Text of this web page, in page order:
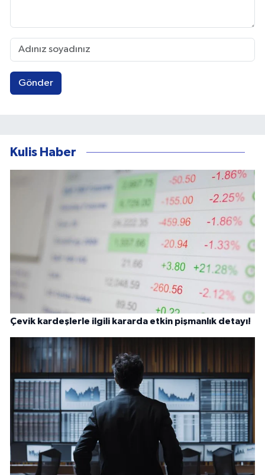
Gönder
Kulis Haber
Çevik kardeşlerle ilgili kararda etkin pişmanlık detayı!